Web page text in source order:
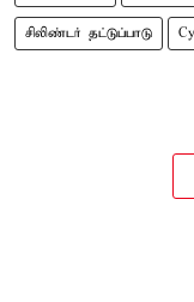
சிலிண்டர் தட்டுப்பாடு